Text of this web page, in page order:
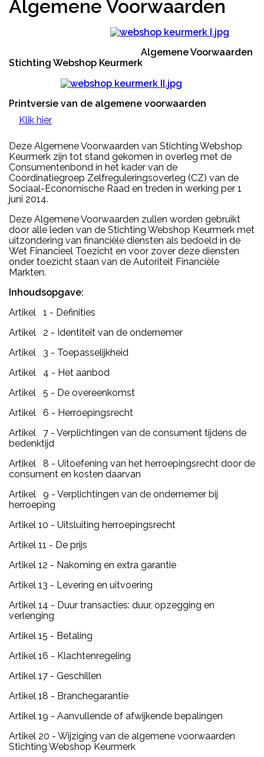
Algemene Voorwaarden
Algemene Voorwaarden
Stichting Webshop Keurmerk
Printversie van de algemene voorwaarden
Klik hier
Deze Algemene Voorwaarden van Stichting Webshop
Keurmerk zijn tot stand gekomen in overleg met de
Consumentenbond in het kader van de
Coördinatiegroep Zelfreguleringsoverleg (CZ) van de
Sociaal-Economische Raad en treden in werking per 1
juni 2014.
Deze Algemene Voorwaarden zullen worden gebruikt
door alle leden van de Stichting Webshop Keurmerk met
uitzondering van financiële diensten als bedoeld in de
Wet Financieel Toezicht en voor zover deze diensten
onder toezicht staan van de Autoriteit Financiële
Markten.
Inhoudsopgave:
Artikel 1 - Definities
Artikel 2 - Identiteit van de ondernemer
Artikel 3 - Toepasselijkheid
Artikel 4 - Het aanbod
Artikel 5 - De overeenkomst
Artikel 6 - Herroepingsrecht
Artikel 7 - Verplichtingen van de consument tijdens de
bedenktijd
Artikel 8 - Uitoefening van het herroepingsrecht door de
consument en kosten daarvan
Artikel 9 - Verplichtingen van de ondernemer bij
herroeping
Artikel 10 - Uitsluiting herroepingsrecht
Artikel 11 - De prijs
Artikel 12 - Nakoming en extra garantie
Artikel 13 - Levering en uitvoering
Artikel 14 - Duur transacties: duur, opzegging en
verlenging
Artikel 15 - Betaling
Artikel 16 - Klachtenregeling
Artikel 17 - Geschillen
Artikel 18 - Branchegarantie
Artikel 19 - Aanvullende of afwijkende bepalingen
Artikel 20 - Wijziging van de algemene voorwaarden
Stichting Webshop Keurmerk